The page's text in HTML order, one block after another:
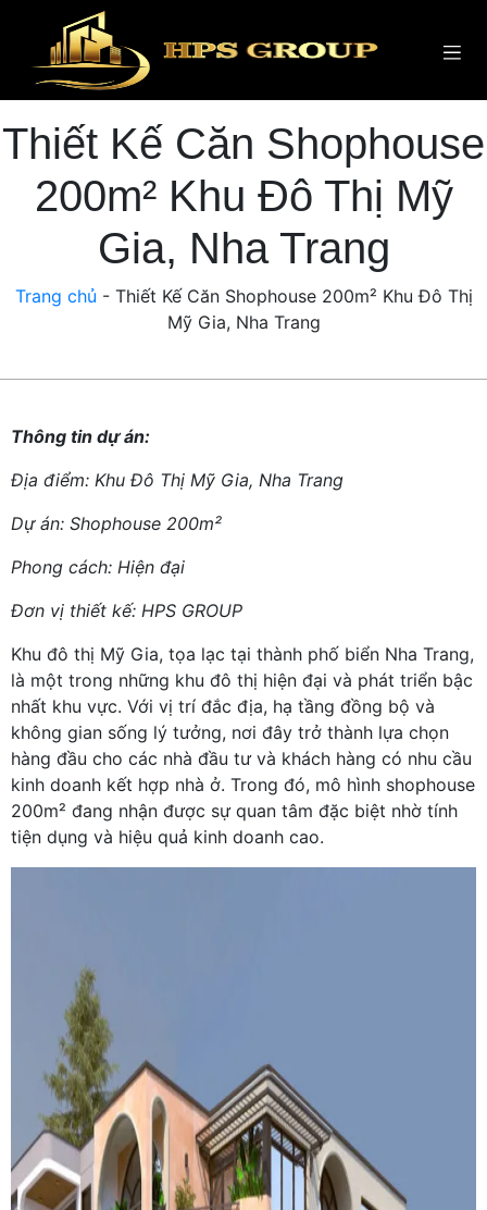
Thiết Kế Căn Shophouse
200m² Khu Đô Thị Mỹ
Gia, Nha Trang
Trang chủ - Thiết Kế Căn Shophouse 200m² Khu Đô Thị
Mỹ Gia, Nha Trang
Thông tin dự án:
Địa điểm: Khu Đô Thị Mỹ Gia, Nha Trang
Dự án: Shophouse 200m²
Phong cách: Hiện đại
Đơn vị thiết kế: HPS GROUP
Khu đô thị Mỹ Gia, tọa lạc tại thành phố biển Nha Trang,
là một trong những khu đô thị hiện đại và phát triển bậc
nhất khu vực. Với vị trí đắc địa, hạ tầng đồng bộ và
không gian sống lý tưởng, nơi đây trở thành lựa chọn
hàng đầu cho các nhà đầu tư và khách hàng có nhu cầu
kinh doanh kết hợp nhà ở. Trong đó, mô hình shophouse
200m² đang nhận được sự quan tâm đặc biệt nhờ tính
tiện dụng và hiệu quả kinh doanh cao.